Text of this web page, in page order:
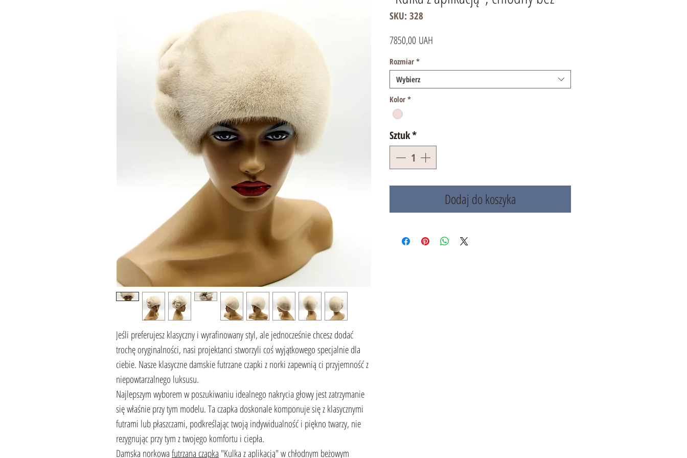
Jeśli preferujesz klasyczny i wyrafinowany styl, ale jednocześnie chcesz dodać
trochę oryginalności, nasi projektanci stworzyli coś wyjątkowego specjalnie dla
ciebie. Nasze klasyczne damskie futrzane czapki z norki zapewnią ci przyjemność z
niepowtarzalnego luksusu.
Najlepszym wyborem w poszukiwaniu idealnego nakrycia głowy jest zatrzymanie
się właśnie przy tym modelu. Ta czapka doskonale komponuje się z klasycznymi
futrami lub płaszczami, podkreślając twoją indywidualność i piękno twarzy, nie
rezygnując przy tym z twojego komfortu i ciepła.
Damska norkowafutrzana czapka "Kulka z aplikacją" w chłodnym beżowym
SKU: 328
7850,00 UAH
Rozmiar *
Wybierz
Kolor *
Sztuk*
Dodaj do koszyka